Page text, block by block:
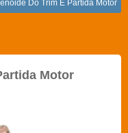
Do Trim E Partida Motor
Motor